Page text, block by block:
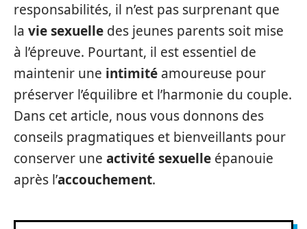
responsabilités, il n’est pas surprenant que
la vie sexuelle des jeunes parents soit mise
à l’épreuve. Pourtant, il est essentiel de
maintenir une intimité amoureuse pour
préserver l’équilibre et l’harmonie du couple.
Dans cet article, nous vous donnons des
conseils pragmatiques et bienveillants pour
conserver une activité sexuelle épanouie
après l’accouchement.